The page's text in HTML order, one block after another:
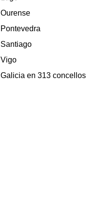
Ourense
Pontevedra
Santiago
Vigo
Galicia en 313 concellos